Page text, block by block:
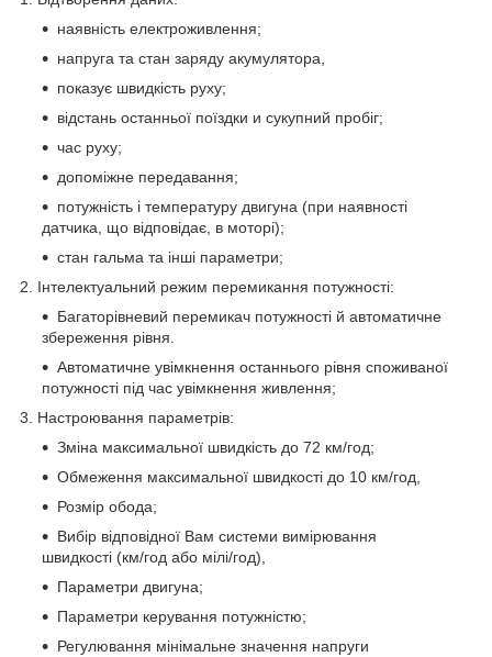
наявність електроживлення;
напруга та стан заряду акумулятора,
показує швидкість руху;
відстань останньої поїздки и сукупний пробіг;
час руху;
допоміжне передавання;
потужність і температуру двигуна (при наявності
датчика, що відповідає, в моторі);
стан гальма та інші параметри;
2. Інтелектуальний режим перемикання потужності:
Багаторівневий перемикач потужності й автоматичне
збереження рівня.
Автоматичне увімкнення останнього рівня споживаної
потужності під час увімкнення живлення;
3. Настроювання параметрів:
Зміна максимальної швидкість до 72 км/год;
Обмеження максимальної швидкості до 10 км/год,
Розмір обода;
Вибір відповідної Вам системи вимірювання
швидкості (км/год або мілі/год),
Параметри двигуна;
Параметри керування потужністю;
Регулювання мінімальне значення напруги